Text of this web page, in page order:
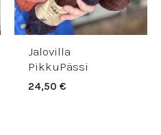
Jalovilla
PikkuPässi
24,50€